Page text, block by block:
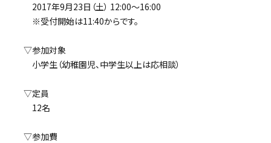
2017年9月23日（土） 12:00～16:00
※受付開始は11:40からです。
▽参加対象
小学生（幼稚園児、中学生以上は応相談）
▽定員
12名
▽参加費